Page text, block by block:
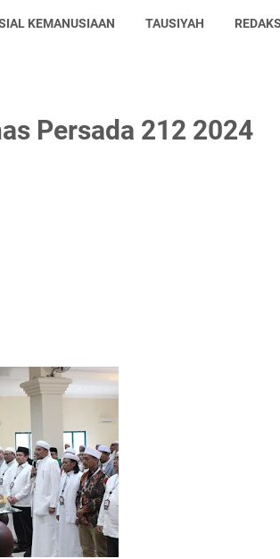
KEMANUSIAAN TAUSIYAH
Persada 212 2024